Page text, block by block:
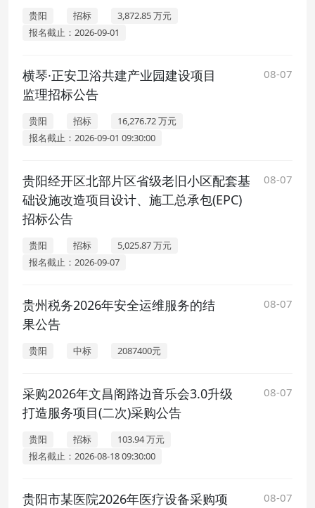
贵阳 招标
3,872.85 万元
报名截止：2026-09-01
横琴·正安卫浴共建产业园建设项目
监理招标公告
08-07
贵阳 招标
16,276.72 万元
报名截止：2026-09-01 09:30:00
贵阳经开区北部片区省级老旧小区配套基
础设施改造项目设计、施工总承包(EPC)
招标公告
08-07
贵阳 招标
5,025.87 万元
报名截止：2026-09-07
贵州税务2026年安全运维服务的结
果公告
08-07
贵阳 中标 2087400元
采购2026年文昌阁路边音乐会3.0升级
打造服务项目(二次)采购公告
08-07
贵阳 招标
103.94 万元
报名截止：2026-08-18 09:30:00
贵阳市某医院2026年医疗设备采购项
08-07